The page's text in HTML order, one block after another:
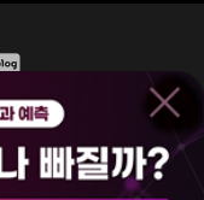
이용약관
층(서초동, 제일빌딩)